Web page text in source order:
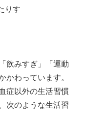
りす
飲みすぎ」「運動
かわっています。
症以外の生活習慣
次のような生活習